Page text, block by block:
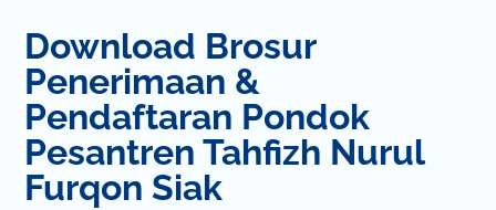
Download Brosur
Penerimaan &
Pendaftaran Pondok
Pesantren Tahfizh Nurul
Furqon Siak